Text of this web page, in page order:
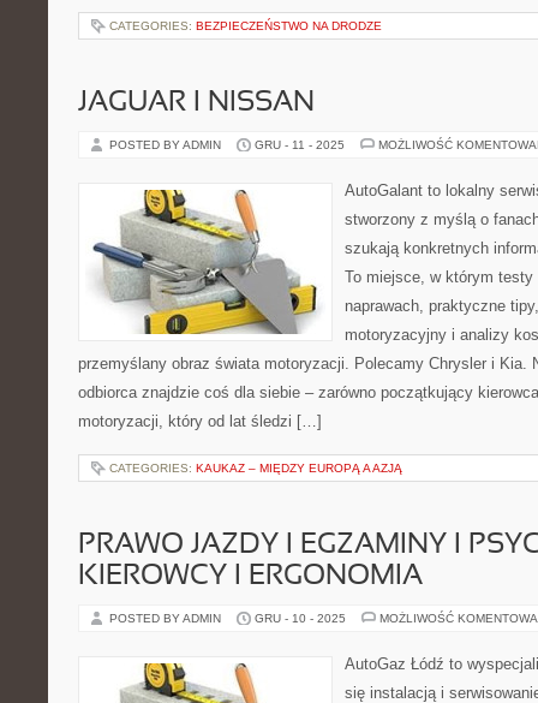
CATEGORIES: BEZPIECZEŃSTWO NA DRODZE
JAGUAR I NISSAN
POSTED BY ADMIN GRU - 11 - 2025 MOŻLIWOŚĆ
AutoGalant to lokalny
stworzony z myślą o
szukają konkretnych
To miejsce, w którym
naprawach, praktyczne
motoryzacyjny i analizy
przemyślany obraz świata motoryzacji. Polecamy Chrysler i Kia.
odbiorca znajdzie coś dla siebie – zarówno początkujący
motoryzacji, który od lat śledzi […]
CATEGORIES: KAUKAZ – MIĘDZY EUROPĄ A AZJĄ
PRAWO JAZDY I EGZAMINY I
KIEROWCY I ERGONOMIA
POSTED BY ADMIN GRU - 10 - 2025 MOŻLIWOŚĆ
AutoGaz Łódź to
się instalacją i